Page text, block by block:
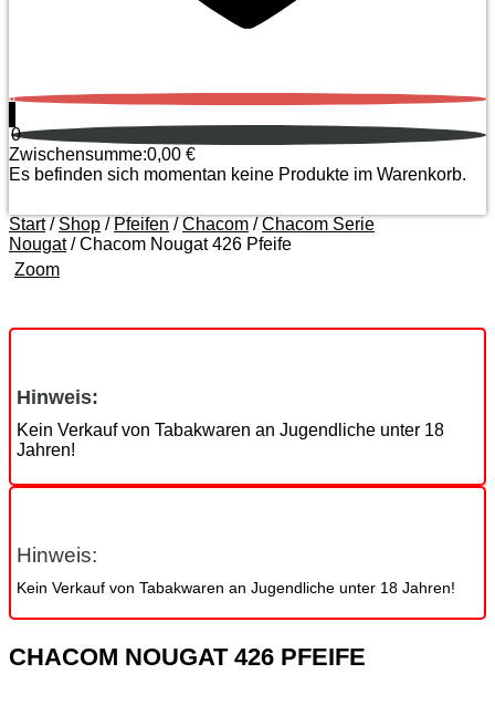
0
0
Zwischensumme:0,00 €
Es befinden sich momentan keine Produkte im Warenkorb.
Start/ Shop / Pfeifen /Chacom /Chacom Serie
Nougat/ Chacom Nougat 426 Pfeife
Zoom
Hinweis:
Kein Verkauf von Tabakwaren an Jugendliche unter 18
Jahren!
Hinweis:
Kein Verkauf von Tabakwaren an Jugendliche unter 18 Jahren!
CHACOM NOUGAT 426 PFEIFE